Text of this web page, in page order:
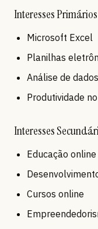
Interesses Primários
Microsoft Excel
Planilhas
Análise de dados
Produtividade
Interesses
Educação online
Cursos online